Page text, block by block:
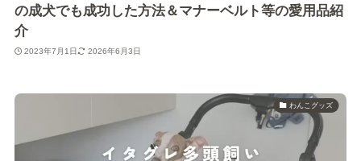
の成犬でも成功した方法＆マナーベルト等の愛用品紹
介
2023年7月1日 2026年6月3日
わんこグッズ